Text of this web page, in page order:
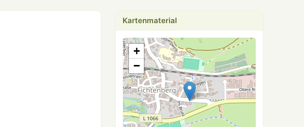
Kartenmaterial
+
−